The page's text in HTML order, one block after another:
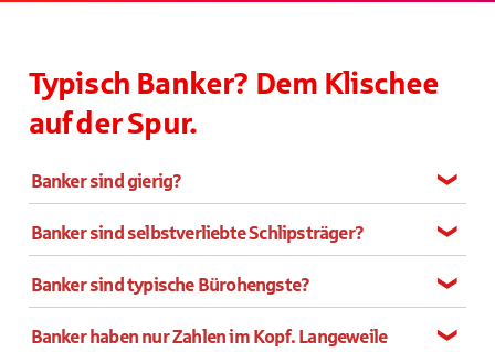
Typisch Banker? Dem Klischee
auf der Spur.
Banker sind gierig?
Banker sind selbstverliebte Schlipsträger?
Banker sind typische Bürohengste?
Banker haben nur Zahlen im Kopf. Langeweile